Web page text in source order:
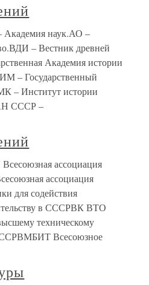
наук.АО –
– Вестник древней
Академия истории
– Государственный
– Институт истории
СССР –
ассоциация
ассоциация
для содействия
в СССРВК ВТО
техническому
Всесоюзное